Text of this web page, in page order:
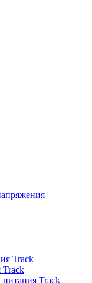
Track
питания Track